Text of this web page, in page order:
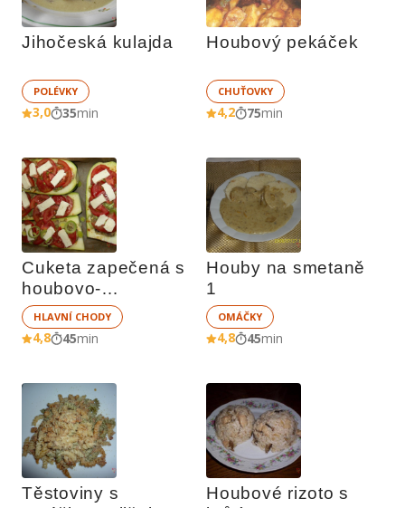
Jihočeská kulajda
POLÉVKY
3,0 35min
Houbový pekáček
CHUŤOVKY
4,2 75min
Cuketa zapečená s
houbovo-
zeleninovou směsí
HLAVNÍ CHODY
4,8 45min
Houby na smetaně
1
OMÁČKY
4,8 45min
Těstoviny s
Houbové rizoto s